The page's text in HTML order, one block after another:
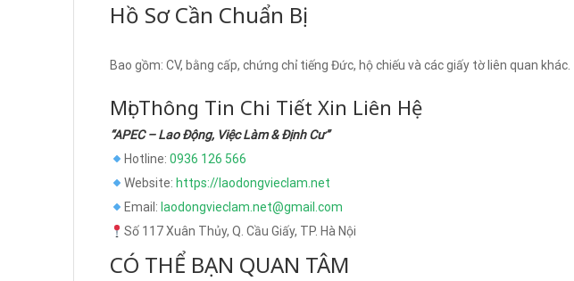
Hồ Sơ Cần Chuẩn Bị
Bao gồm: CV, bằng cấp, chứng chỉ tiếng Đức, hộ chiếu và các giấy tờ liên quan khác.
Mọi Thông Tin Chi Tiết Xin Liên Hệ
“APEC – Lao Động, Việc Làm & Định Cư”
Hotline: 0936 126 566
Website: https://laodongvieclam.net
Email: laodongvieclam.net@gmail.com
Số 117 Xuân Thủy, Q. Cầu Giấy, TP. Hà Nội
CÓ THỂ BẠN QUAN TÂM